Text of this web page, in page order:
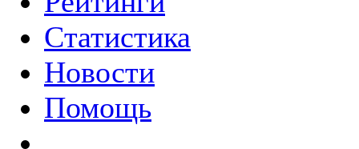
Статистика
Новости
Помощь